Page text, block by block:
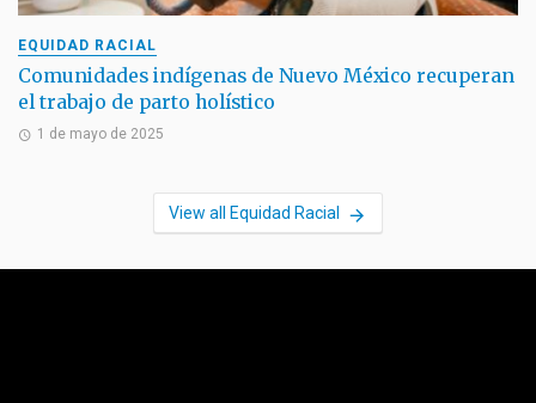
EQUIDAD RACIAL
Comunidades indígenas de Nuevo México recuperan
el trabajo de parto holístico
1 de mayo de 2025
View all Equidad Racial